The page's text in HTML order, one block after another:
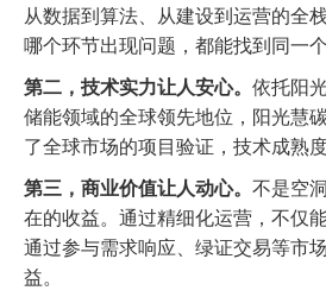
从数据到算法、从建设到运营的全
哪个环节出现问题，都能找到同一
第二，技术实力让人安心。 依托阳
储能领域的全球领先地位，阳光慧
了全球市场的项目验证，技术成熟
第三，商业价值让人动心。 不是空
在的收益。通过精细化运营，不仅
通过参与需求响应、绿证交易等市
益。